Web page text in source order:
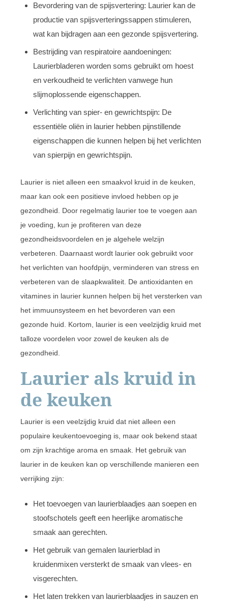
Bevordering van de spijsvertering: Laurier kan de
productie van spijsverteringssappen stimuleren,
wat kan bijdragen aan een gezonde spijsvertering.
Bestrijding van respiratoire aandoeningen:
Laurierbladeren worden soms gebruikt om hoest
en verkoudheid te verlichten vanwege hun
slijmoplossende eigenschappen.
Verlichting van spier- en gewrichtspijn: De
essentiële oliën in laurier hebben pijnstillende
eigenschappen die kunnen helpen bij het verlichten
van spierpijn en gewrichtspijn.
Laurier is niet alleen een smaakvol kruid in de keuken,
maar kan ook een positieve invloed hebben op je
gezondheid. Door regelmatig laurier toe te voegen aan
je voeding, kun je profiteren van deze
gezondheidsvoordelen en je algehele welzijn
verbeteren. Daarnaast wordt laurier ook gebruikt voor
het verlichten van hoofdpijn, verminderen van stress en
verbeteren van de slaapkwaliteit. De antioxidanten en
vitamines in laurier kunnen helpen bij het versterken van
het immuunsysteem en het bevorderen van een
gezonde huid. Kortom, laurier is een veelzijdig kruid met
talloze voordelen voor zowel de keuken als de
gezondheid.
Laurier als kruid in
de keuken
Laurier is een veelzijdig kruid dat niet alleen een
populaire keukentoevoeging is, maar ook bekend staat
om zijn krachtige aroma en smaak. Het gebruik van
laurier in de keuken kan op verschillende manieren een
verrijking zijn:
Het toevoegen van laurierblaadjes aan soepen en
stoofschotels geeft een heerlijke aromatische
smaak aan gerechten.
Het gebruik van gemalen laurierblad in
kruidenmixen versterkt de smaak van vlees- en
visgerechten.
Het laten trekken van laurierblaadjes in sauzen en